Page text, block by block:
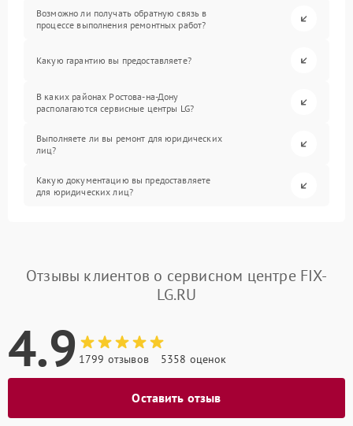
Возможно ли получать обратную связь в
процессе выполнения ремонтных работ?
Какую гарантию вы предоставляете?
В каких районах Ростова-на-Дону
располагаются сервисные центры LG?
Выполняете ли вы ремонт для юридических
лиц?
Какую документацию вы предоставляете
для юридических лиц?
Отзывы клиентов о сервисном центре FIX-
LG.RU
4.9 1799 отзывов 5358 оценок
Оставить отзыв